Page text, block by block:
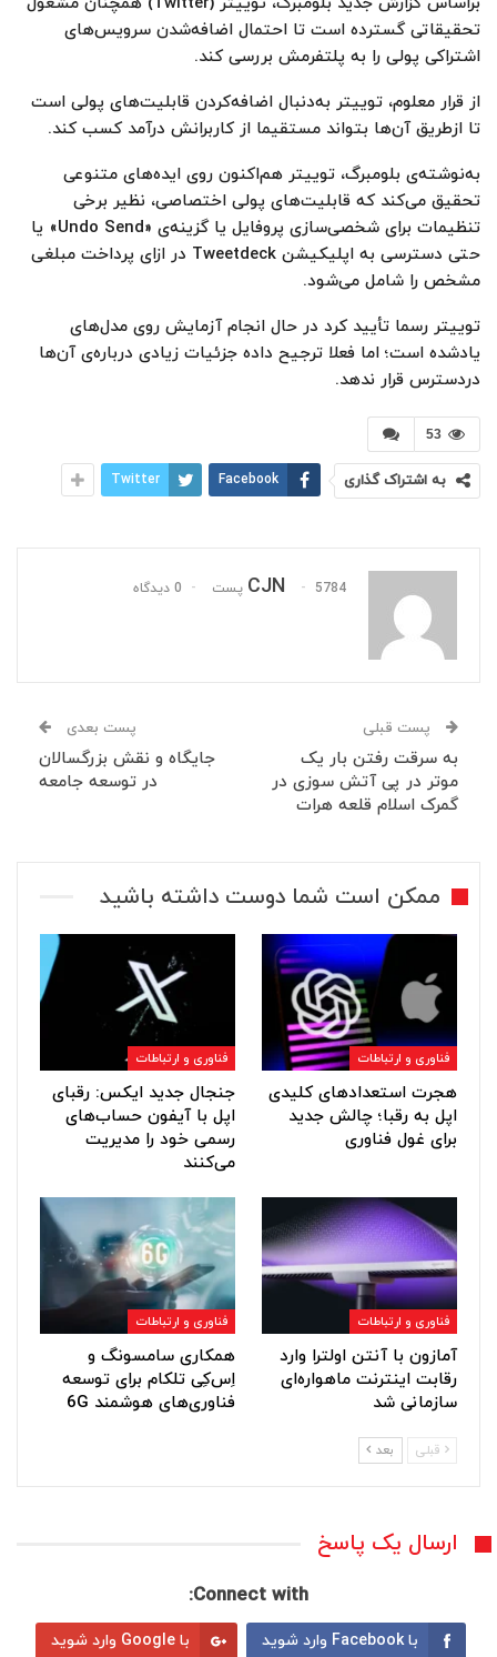
تحقیقاتی گسترده است تا احتمال اضافه‌شدن سرویس‌های
اشتراکی پولی را به پلتفرمش بررسی کند.
از قرار معلوم، توییتر به‌دنبال اضافه‌کردن قابلیت‌های پولی است
تا ازطریق آن‌ها بتواند مستقیما از کاربرانش درآمد کسب کند.
به‌نوشته‌ی بلومبرگ، توییتر هم‌اکنون روی ایده‌های متنوعی
تحقیق می‌کند که قابلیت‌های پولی اختصاصی، نظیر برخی
تنظیمات برای شخصی‌سازی پروفایل یا گزینه‌ی «Undo Send» یا
حتی دسترسی به اپلیکیشن Tweetdeck در ازای پرداخت مبلغی
مشخص را شامل می‌شود.
توییتر رسما تأیید کرد در حال انجام آزمایش روی مدل‌های
یادشده است؛ اما فعلا ترجیح داده جزئیات زیادی درباره‌ی آن‌ها
در‌دسترس قرار ندهد.
53
به اشتراک گذاری Facebook
Twitter
CJN 5784 پست 0 دیدگاه
پست قبلی
به سرقت رفتن بار یک
موتر در پی آتش سوزی در
گمرک اسلام قلعه هرات
پست بعدی
جایگاه و نقش بزرگسالان
در توسعه جامعه
ممکن است شما دوست داشته باشید
فناوری و ارتباطات
هجرت استعدادهای کلیدی
اپل به رقبا؛ چالش جدید
برای غول فناوری
فناوری و ارتباطات
جنجال جدید ایکس: رقبای
اپل با آیفون حساب‌های
رسمی خود را مدیریت
می‌کنند
فناوری و ارتباطات
آمازون با آنتن اولترا وارد
رقابت اینترنت ماهواره‌ای
سازمانی شد
فناوری و ارتباطات
همکاری سامسونگ و
اِس‌کِی تلکام برای توسعه
فناوری‌های هوشمند 6G
قبلی بعد
ارسال یک پاسخ
Connect with:
با Facebook وارد شوید با Google وارد شوید